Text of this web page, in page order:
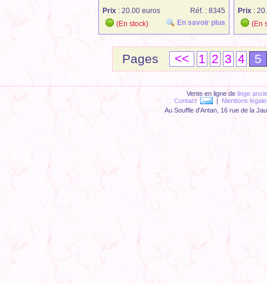
Prix : 20.00 euros
Réf. : 8345
(En stock)
En savoir plus
Prix :
(En
Pages << 1 2 3 4 5
Vente en ligne delinge
Contact
| Mentions
Au Souffle d'Antan, 16 rue de la